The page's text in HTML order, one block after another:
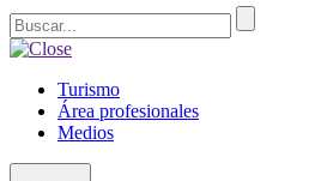
Turismo
Área profesionales
Medios